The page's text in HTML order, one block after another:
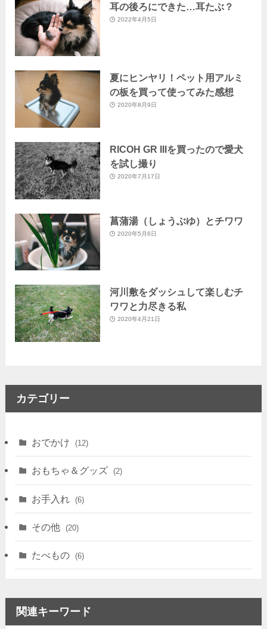
耳の後ろにできた…耳たぶ？
2022年4月5日
夏にヒンヤリ！ペット用アルミ
の板を買って使ってみた感想
2020年8月9日
RICOH GR IIIを買ったので愛犬
を試し撮り
2020年7月17日
菖蒲湯（しょうぶゆ）とチワワ
2020年5月6日
河川敷をダッシュして楽しむチ
ワワと力尽きる私
2020年4月21日
カテゴリー
おでかけ (12)
おもちゃ＆グッズ (2)
お手入れ (6)
その他 (20)
たべもの (6)
関連キーワード